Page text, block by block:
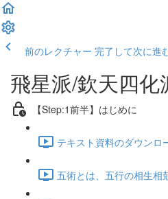
前のレクチャー 完了して次に進
飛星派/欽天四化
【Step:1前半】はじめに
テキスト資料のダウンロ
五術とは、五行の相生相